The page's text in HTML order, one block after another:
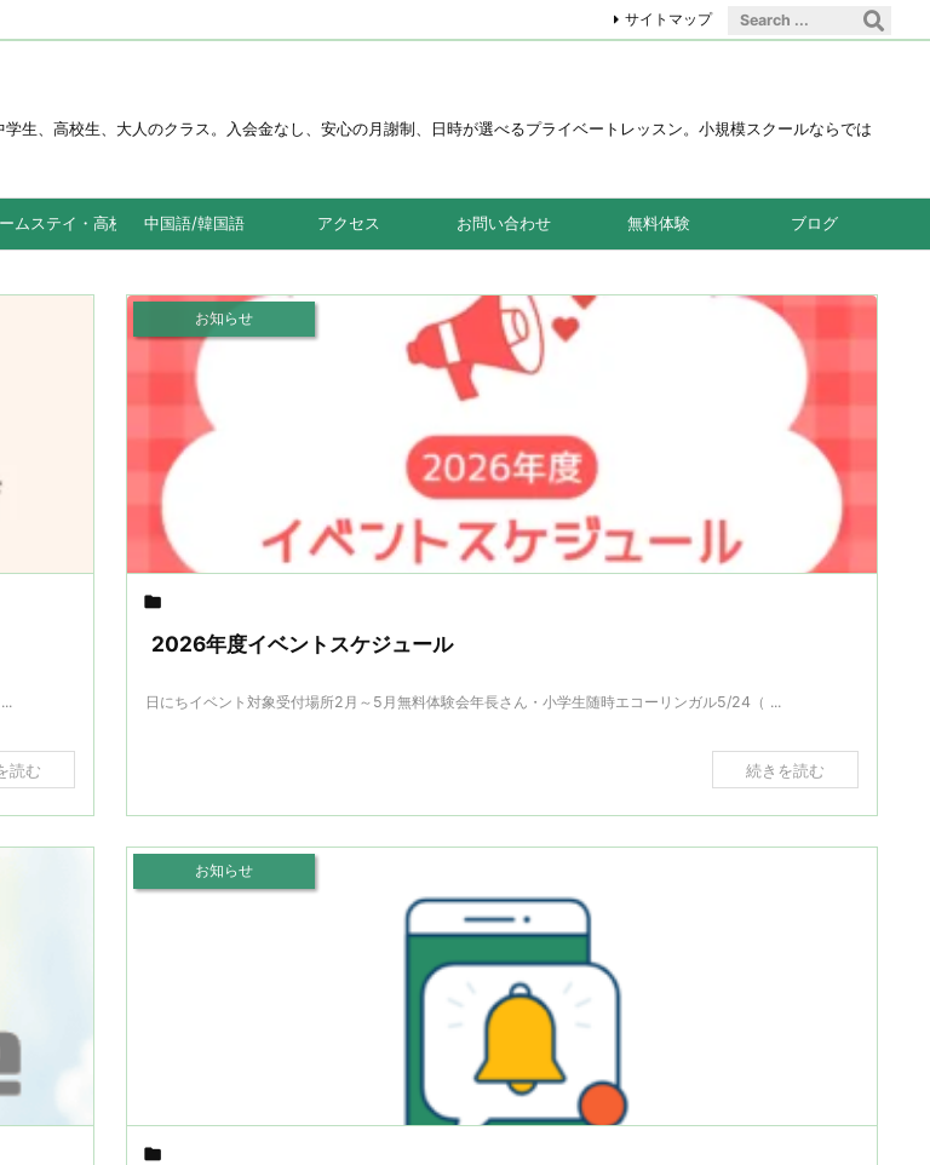
、高校生、大人のクラス。入会金なし、安心の月謝制、日時が選べるプライベートレッスン。小規模スクールならでは
ムステイ・高校留学中国語/韓国語 アクセス お問い合わせ 無料体験 ブログ
サイトマップ
読む

お知らせ
2026年度イベントスケジュール
日にちイベント対象受付場所2月～5月無料体験会年長さん・小学生随時エコーリンガル5/24（ ...
続きを読む

お知らせ